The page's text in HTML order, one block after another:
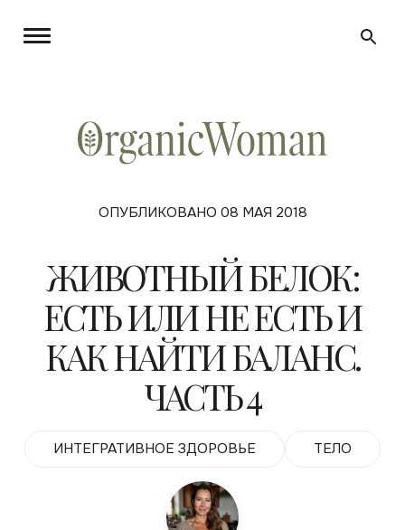
ОПУБЛИКОВАНО 08 МАЯ 2018
ЖИВОТНЫЙ БЕЛОК:
ЕСТЬ ИЛИ НЕ ЕСТЬ И
КАК НАЙТИ БАЛАНС.
ЧАСТЬ 4
ИНТЕГРАТИВНОЕ ЗДОРОВЬЕ ТЕЛО